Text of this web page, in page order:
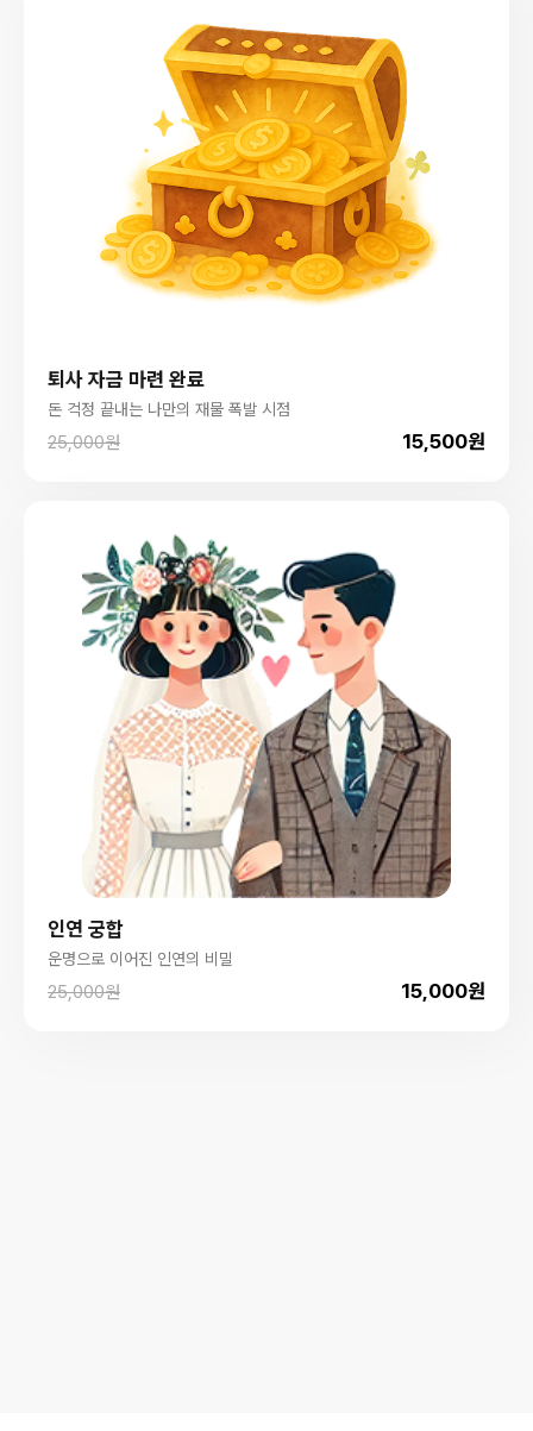
퇴사 자금 마련 완료
돈 걱정 끝내는 나만의 재물 폭발 시점
25,000원 15,500원
인연 궁합
운명으로 이어진 인연의 비밀
25,000원 15,000원